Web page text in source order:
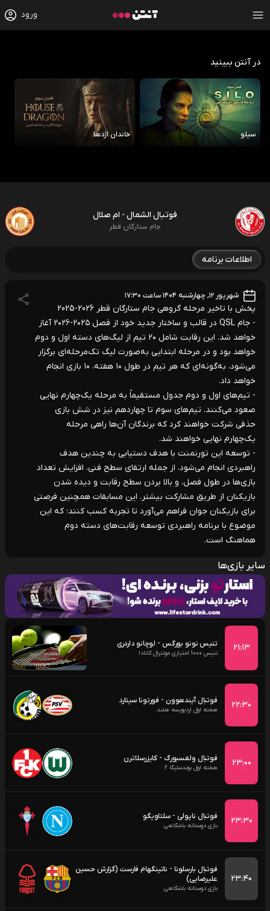
ورود
در آنتن ببینید
سیلو خاندان اژدها
فوتبال الشمال - ام صلال
جام ستارگان قطر
اطلاعات برنامه
شهریور ۱۲, چهارشنبه ۱۴۰۴ ساعت ۱۷:۳۰
پخش با تاخیر مرحله گروهی جام ستارگان قطر 2026-2025
- جام QSL در قالب و ساختار جدید خود از فصل ۲۰۲۵-۲۰۲۶ آغاز
خواهد شد. این رقابت شامل ۲۰ تیم از لیگ‌های دسته اول و دوم
خواهد بود و در مرحله ابتدایی به‌صورت لیگ تک‌مرحله‌ای برگزار
می‌شود، به‌گونه‌ای که هر تیم در طول ۱۰ هفته، ۱۰ بازی انجام
خواهد داد.
- تیم‌های اول و دوم جدول مستقیماً به مرحله یک‌چهارم نهایی
صعود می‌کنند. تیم‌های سوم تا چهاردهم نیز در شش بازی
حذفی شرکت خواهند کرد که برندگان آن‌ها راهی مرحله
یک‌چهارم نهایی خواهند شد.
- توسعه این تورنمنت با هدف دستیابی به چندین هدف
راهبردی انجام می‌شود، از جمله ارتقای سطح فنی، افزایش تعداد
بازی‌ها در طول فصل، و بالا بردن سطح رقابت و دیده شدن
بازیکنان از طریق مشارکت بیشتر. این مسابقات همچنین فرصتی
برای بازیکنان جوان فراهم می‌آورد تا تجربه کسب کنند؛ که این
موضوع با برنامه راهبردی توسعه رقابت‌های دسته دوم
هماهنگ است.
سایر بازی‌ها
۲۱:۱۳ تنیس نونو بورگس - لوچانو داردری
تنیس 1000 امتیازی مونترال کانادا
۲۲:۳۰ فوتبال آیندهوون - فورتونا سیتارد
هفته اول اردیویسه هلند
۲۳:۰۰ فوتبال ولفسبورگ - کایزرسلاترن
هفته اول بوندسلیگا 2
۲۳:۳۰ فوتبال ناپولی - سلتاویگو
بازی دوستانه باشگاهی
۲۳:۴۰
فوتبال بارسلونا - ناتینگهام فارست (گزارش حسین
علیرضایی)
بازی دوستانه باشگاهی